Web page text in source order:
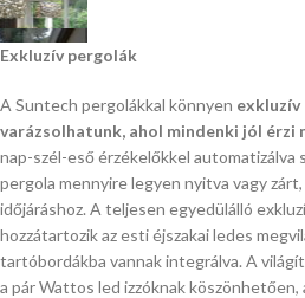
Télikert - Budapest 22.
Télikert - Pozsony 22.
Exkluzív pergolák
A Suntech pergolákkal könnyen
varázsolhatunk, ahol mindenki jól érzi
nap-szél-eső érzékelőkkel automatizálva
pergola mennyire legyen nyitva vagy zárt,
időjáráshoz. A teljesen egyedülálló
hozzátartozik az esti éjszakai ledes
tartóbordákba vannak integrálva. A
a pár Wattos led izzóknak